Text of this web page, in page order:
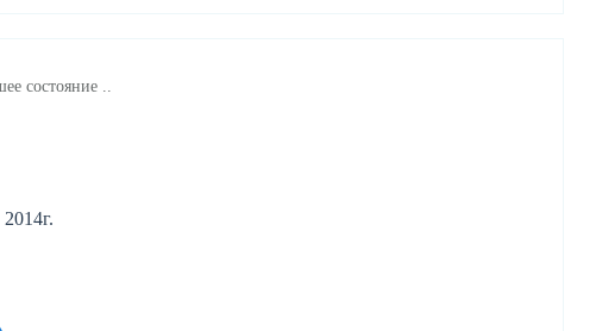
состояние ..